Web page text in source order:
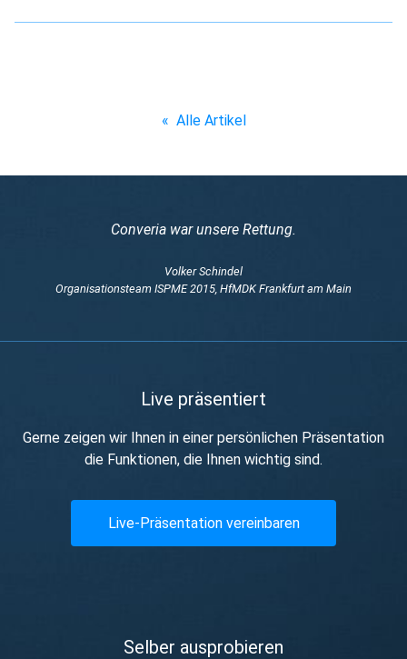
« Alle Artikel
Converia war unsere Rettung.
Volker Schindel
Organisationsteam ISPME 2015, HfMDK Frankfurt am Main
Live präsentiert
Gerne zeigen wir Ihnen in einer persönlichen Präsentation
die Funktionen, die Ihnen wichtig sind.
Live-Präsentation vereinbaren
Selber ausprobieren